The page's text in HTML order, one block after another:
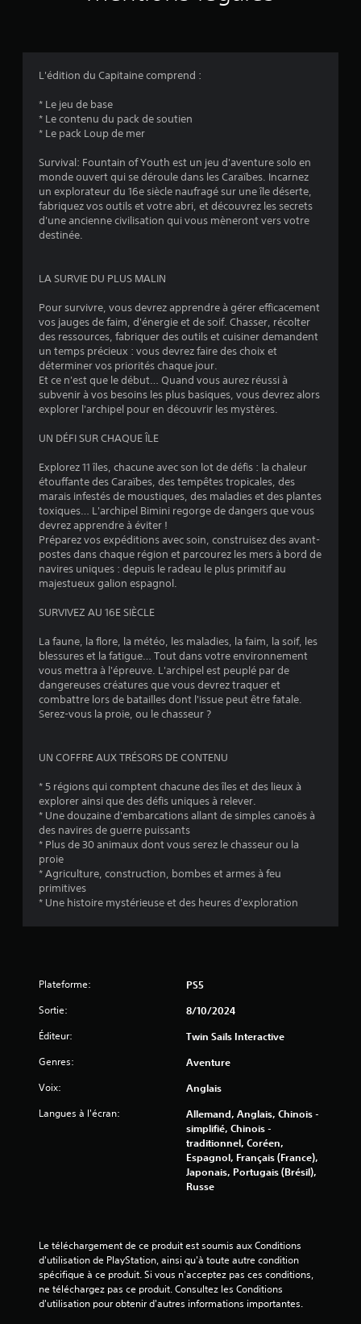
o
s
s
u
(
a
v
s
m
n
i
è
e
à
f
a
c
t
r
l
a
l
e
c
t
u
e
L'édition du Capitaine comprend :
* Le jeu de base
* Le contenu du pack de soutien
* Le pack Loup de mer
Survival: Fountain of Youth est un jeu d'aventure solo en
monde ouvert qui se déroule dans les Caraïbes. Incarnez
un explorateur du 16e siècle naufragé sur une île déserte,
fabriquez vos outils et votre abri, et découvrez les secrets
d'une ancienne civilisation qui vous mèneront vers votre
destinée.
LA SURVIE DU PLUS MALIN
Pour survivre, vous devrez apprendre à gérer efficacement
vos jauges de faim, d'énergie et de soif. Chasser, récolter
des ressources, fabriquer des outils et cuisiner demandent
un temps précieux : vous devrez faire des choix et
déterminer vos priorités chaque jour.
Et ce n'est que le début… Quand vous aurez réussi à
subvenir à vos besoins les plus basiques, vous devrez alors
explorer l'archipel pour en découvrir les mystères.
UN DÉFI SUR CHAQUE ÎLE
Explorez 11 îles, chacune avec son lot de défis : la chaleur
étouffante des Caraïbes, des tempêtes tropicales, des
marais infestés de moustiques, des maladies et des plantes
toxiques… L'archipel Bimini regorge de dangers que vous
devrez apprendre à éviter !
Préparez vos expéditions avec soin, construisez des avant-
postes dans chaque région et parcourez les mers à bord de
navires uniques : depuis le radeau le plus primitif au
majestueux galion espagnol.
SURVIVEZ AU 16E SIÈCLE
La faune, la flore, la météo, les maladies, la faim, la soif, les
blessures et la fatigue… Tout dans votre environnement
vous mettra à l'épreuve. L'archipel est peuplé par de
dangereuses créatures que vous devrez traquer et
combattre lors de batailles dont l'issue peut être fatale.
Serez-vous la proie, ou le chasseur ?
UN COFFRE AUX TRÉSORS DE CONTENU
* 5 régions qui comptent chacune des îles et des lieux à
explorer ainsi que des défis uniques à relever.
* Une douzaine d'embarcations allant de simples canoës à
des navires de guerre puissants
* Plus de 30 animaux dont vous serez le chasseur ou la
proie
* Agriculture, construction, bombes et armes à feu
primitives
* Une histoire mystérieuse et des heures d'exploration
Plateforme: PS5
Sortie: 8/10/2024
Éditeur: Twin Sails Interactive
Genres: Aventure
Voix: Anglais
Langues à l'écran:
Allemand, Anglais, Chinois -
simplifié, Chinois -
traditionnel, Coréen,
Espagnol, Français (France),
Japonais, Portugais (Brésil),
Russe
Le téléchargement de ce produit est soumis aux Conditions
d'utilisation de PlayStation, ainsi qu'à toute autre condition
spécifique à ce produit. Si vous n'acceptez pas ces conditions,
ne téléchargez pas ce produit. Consultez les Conditions
d'utilisation pour obtenir d'autres informations importantes.